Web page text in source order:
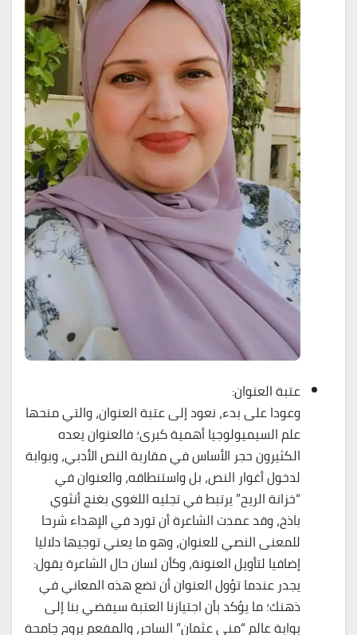
عتبة العنوان:
وعودا على بدء، نعود إلى عتبة العنوان، والتي منحها
علم السيميولوجيا أهمية كبرى؛ فالعنوان يعده
الكثيرون حجر الأساس في مقاربة النص الأدبي، وبوابة
لدخول أغوار النص، بل واستنطاقه، والعنوان في
“خزانة الريح” يرتبط في تجليه اللغوي بغنج أنثوي
باذخ، وقد عمدت الشاعرة أن تورد في الإهداء شرحا
للمعنى النصي للعنوان، وهو ما يعني توجيها دلاليا
إضافيا لتأويل العنونة، وكأن لسان حال الشاعرة يقول:
يجدر عندما تؤول العنوان أن تضع هذه المعاني في
ذهنك؛ ما يؤكد بأن اجتيازنا العتبة سيفضي بنا إلى
بوابة عالم “منى عثمان” الساحر، والمفعم بروح جامحة